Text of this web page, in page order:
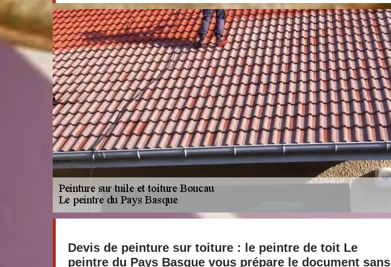
Devis de peinture sur toiture : le peintre de toit Le
peintre du Pays Basque vous prépare le document sans